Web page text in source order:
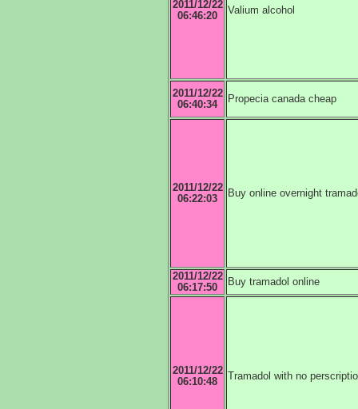
2011/12/22
06:46:20
Valium alcohol
2011/12/22
06:40:34
Propecia canada cheap
2011/12/22
06:22:03
Buy online overnight
2011/12/22
06:17:50
Buy tramadol online
2011/12/22
06:10:48
Tramadol with no